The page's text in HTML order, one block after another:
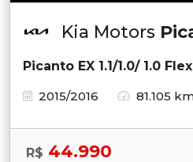
Kia Motors
Picanto EX 1.1/1.0/ 1.0
2015/2016
81.105
R$ 44.990